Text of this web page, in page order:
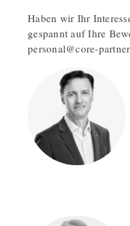
Haben wir Ihr
gespannt auf Ihre
personal@core-